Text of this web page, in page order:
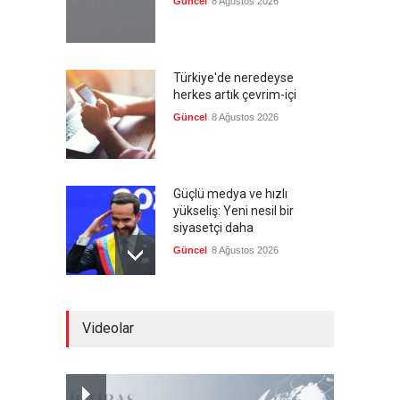
Türkiye'de neredeyse
herkes artık çevrim-içi
Güncel 8 Ağustos 2026
Güçlü medya ve hızlı
yükseliş: Yeni nesil bir
siyasetçi daha
Güncel 8 Ağustos 2026
Videolar